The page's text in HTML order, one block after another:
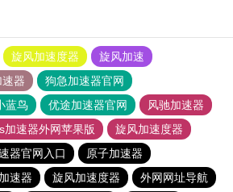
旋风加速度器
旋风加速
器
狗急加速器官网
蓝鸟 优途加速器官网
风驰加速器
加速器外网苹果版
旋风加速度器
器官网入口
原子加速器
速器 旋风加速度器
外网网址导航